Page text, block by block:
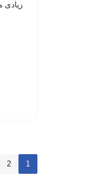
زیادی
1
2